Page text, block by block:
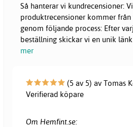
Så hanterar vi kundrecensioner:
produktrecensioner kommer
genom följande process: Efter
beställning skickar vi en unik
mer
(5 av 5) av Tomas
Verifierad köpare
Om Hemfint.se: